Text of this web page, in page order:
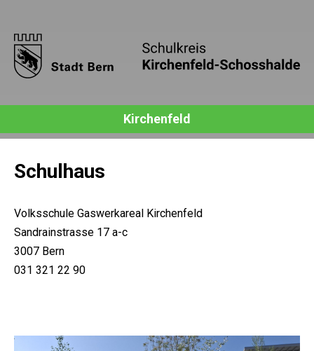
Kirchenfeld
Schulhaus
Volksschule Gaswerkareal Kirchenfeld
Sandrainstrasse 17 a-c
3007 Bern
031 321 22 90